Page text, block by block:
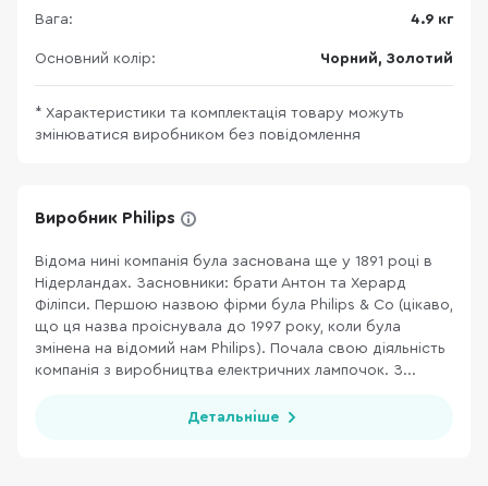
Вага: 4.9 кг
Основний колір: Чорний, Золотий
* Характеристики та комплектація товару можуть
змінюватися виробником без повідомлення
Виробник Philips
Відома нині компанія була заснована ще у 1891 році в
Нідерландах. Засновники: брати Антон та Херард
Філіпси. Першою назвою фірми була Philips & Co (цікаво,
що ця назва проіснувала до 1997 року, коли була
змінена на відомий нам Philips). Почала свою діяльність
компанія з виробництва електричних лампочок. З...
Детальніше